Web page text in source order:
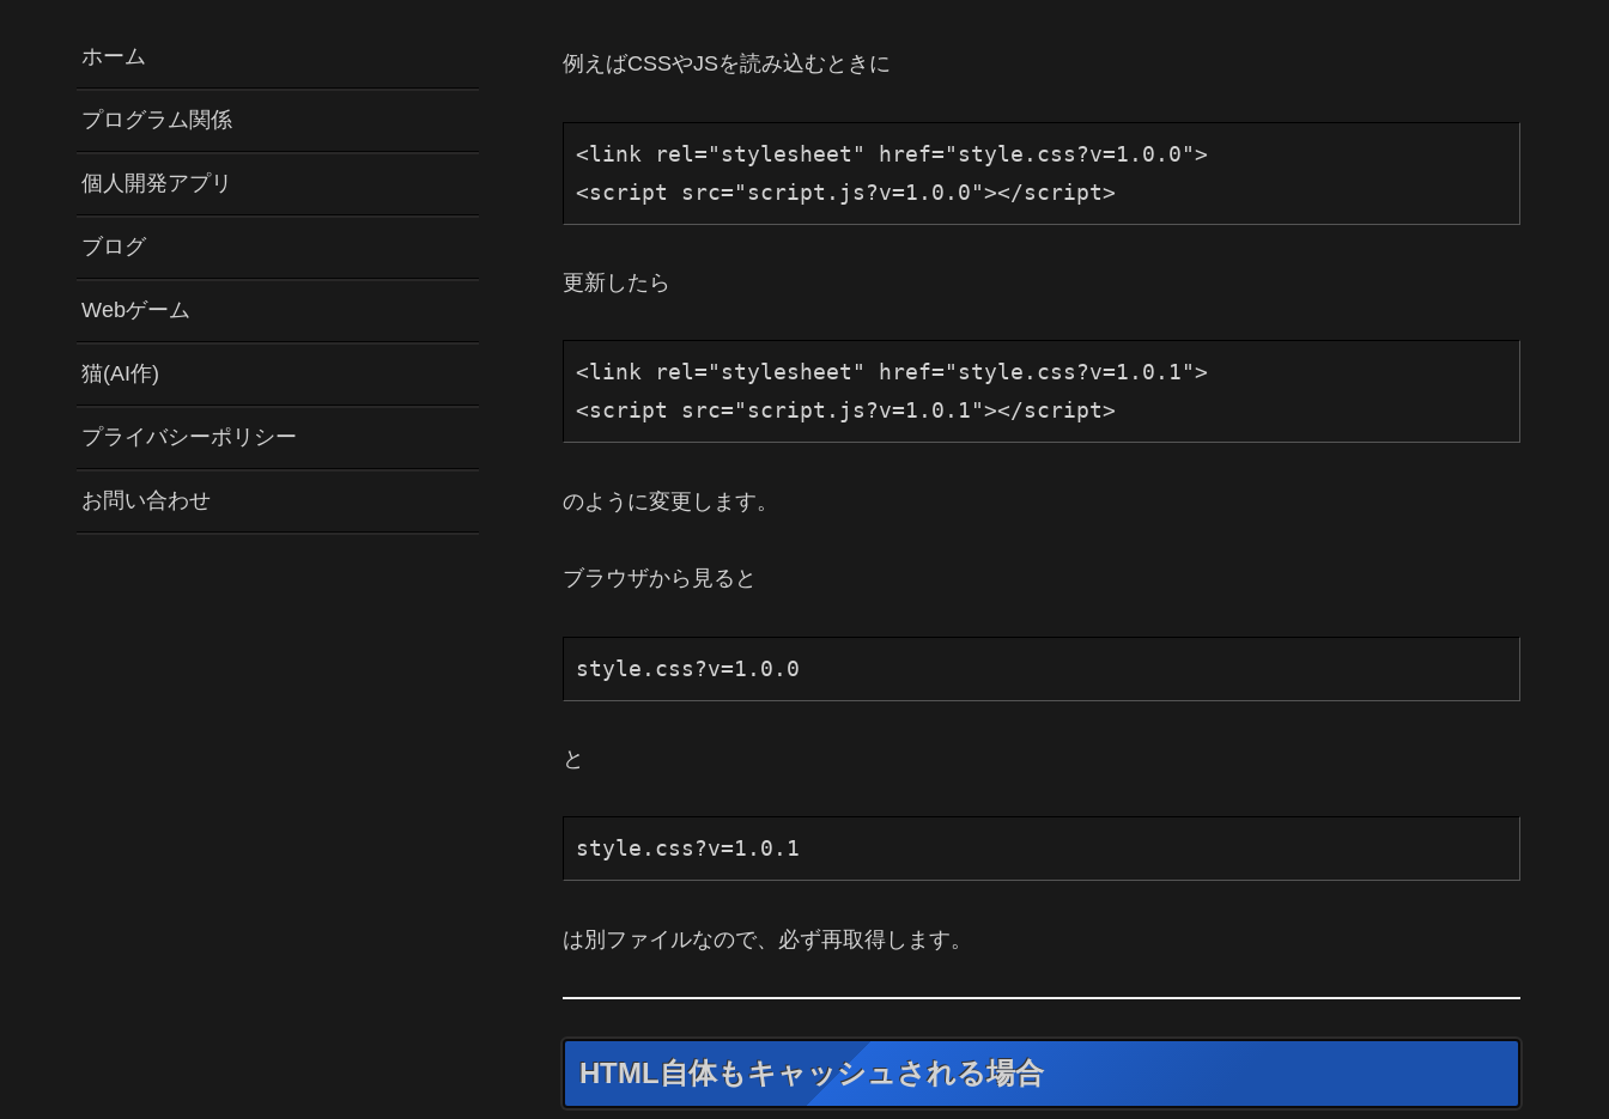
例えばCSSやJSを読み込むときに
<link rel="stylesheet" href="style.css?v=1.0.0">
更新したら
<link rel="stylesheet" href="style.css?v=1.0.1">
のように変更します。
ブラウザから見ると
と
は別ファイルなので、必ず再取得します。
HTML自体もキャッシュされる場合
ホーム
プログラム関係
個人開発アプリ
ブログ
Webゲーム
猫(AI作)
プライバシーポリシー
お問い合わせ